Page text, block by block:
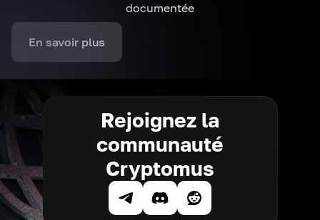
documentée
En savoir plus
Rejoignez la
communauté
Cryptomus